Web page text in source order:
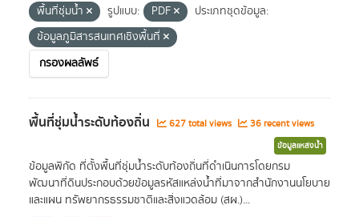
พื้นที่ชุ่มน้ำ
รูปแบบ: PDF
ประเภทชุดข้อมูล:
ข้อมูลภูมิสารสนเทศเชิงพื้นที่
กรองผลลัพธ์
พื้นที่ชุ่มน้ำระดับท้องถิ่น 627 total views 36 recent views
ข้อมูลแหล่งน้ำ
ข้อมูลพิกัด ที่ตั้งพื้นที่ชุ่มน้ำระดับท้องถิ่นที่ดำเนินการโดยกรม
พัฒนาที่ดินประกอบด้วยข้อมูลรหัสแหล่งน้ำที่มาจากสำนักงานนโยบาย
และแผน ทรัพยากรธรรมชาติและสิ่งแวดล้อม (สผ.)...